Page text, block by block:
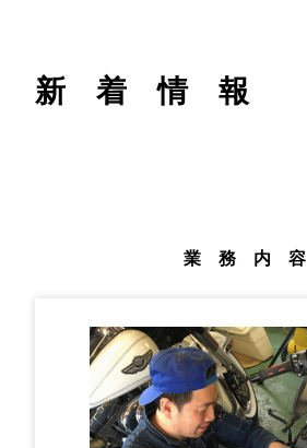
新 着 情 報
業 務 内 容